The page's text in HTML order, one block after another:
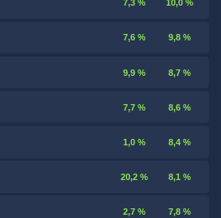
7,3 % 10,0 %
7,6 % 9,8 %
9,9 % 8,7 %
7,7 % 8,6 %
1,0 % 8,4 %
20,2 % 8,1 %
2,7 % 7,8 %